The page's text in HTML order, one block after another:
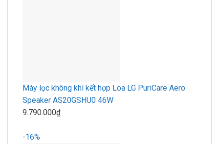
Máy lọc không khí kết hợp Loa LG PuriCare Aero
Speaker AS20GSHU0 46W
9.790.000₫
-16%